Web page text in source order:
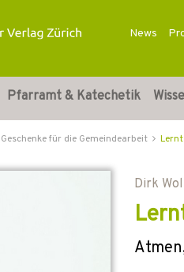
News
Pfarramt & Katechetik
Geschenke für die Gemeindearbeit
Dirk